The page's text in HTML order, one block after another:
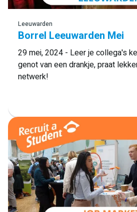
Leeuwarden
Borrel Leeuwarden Mei
29 mei, 2024 - Leer je collega's
genot van een drankje, praat
netwerk!